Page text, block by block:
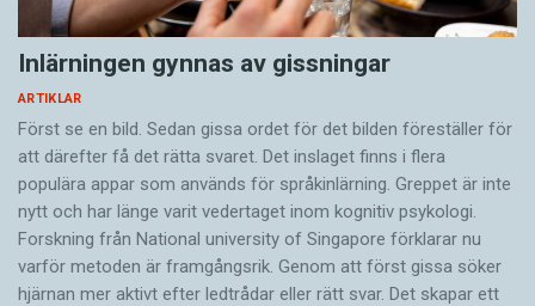
Inlärningen gynnas av gissningar
ARTIKLAR
Först se en bild. Sedan gissa ordet för det bilden föreställer för
att därefter få det rätta svaret. Det inslaget finns i flera
populära appar som används för språkinlärning. Greppet är inte
nytt och har länge varit vedertaget inom kognitiv psykologi.
Forskning från National university of Singa­pore förklarar nu
varför metoden är framgångsrik. Genom att först gissa ­söker
hjärnan mer aktivt ­efter ledtrådar eller rätt svar. Det skapar ett